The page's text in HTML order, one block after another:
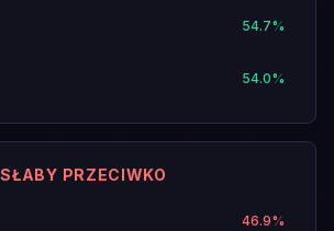
54.7%
54.0%
PRZECIWKO
46.9%